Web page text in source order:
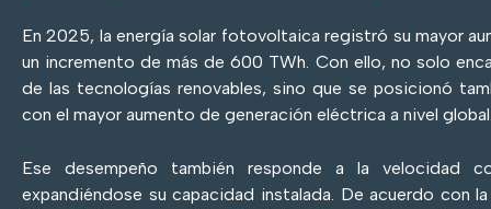
En 2025, la energía solar fotovoltaica registró su mayor
un incremento de más de 600 TWh. Con ello, no solo
de las tecnologías renovables, sino que se posicionó
con el mayor aumento de generación eléctrica a nivel
Ese desempeño también responde a la velocidad
expandiéndose su capacidad instalada. De acuerdo con